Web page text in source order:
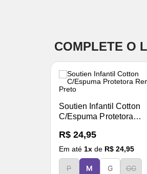
COMPLETE O
Soutien Infantil Cotton
C/Espuma Protetora
R$ 24,95
Em até 1x de R$ 24,95
P M G GG